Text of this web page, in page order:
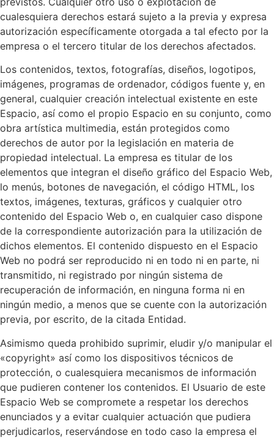
cualesquiera derechos estará sujeto a la previa y expresa
autorización específicamente otorgada a tal efecto por la
empresa o el tercero titular de los derechos afectados.
Los contenidos, textos, fotografías, diseños, logotipos,
imágenes, programas de ordenador, códigos fuente y, en
general, cualquier creación intelectual existente en este
Espacio, así como el propio Espacio en su conjunto, como
obra artística multimedia, están protegidos como
derechos de autor por la legislación en materia de
propiedad intelectual. La empresa es titular de los
elementos que integran el diseño gráfico del Espacio Web,
lo menús, botones de navegación, el código HTML, los
textos, imágenes, texturas, gráficos y cualquier otro
contenido del Espacio Web o, en cualquier caso dispone
de la correspondiente autorización para la utilización de
dichos elementos. El contenido dispuesto en el Espacio
Web no podrá ser reproducido ni en todo ni en parte, ni
transmitido, ni registrado por ningún sistema de
recuperación de información, en ninguna forma ni en
ningún medio, a menos que se cuente con la autorización
previa, por escrito, de la citada Entidad.
Asimismo queda prohibido suprimir, eludir y/o manipular el
«copyright» así como los dispositivos técnicos de
protección, o cualesquiera mecanismos de información
que pudieren contener los contenidos. El Usuario de este
Espacio Web se compromete a respetar los derechos
enunciados y a evitar cualquier actuación que pudiera
perjudicarlos, reservándose en todo caso la empresa el